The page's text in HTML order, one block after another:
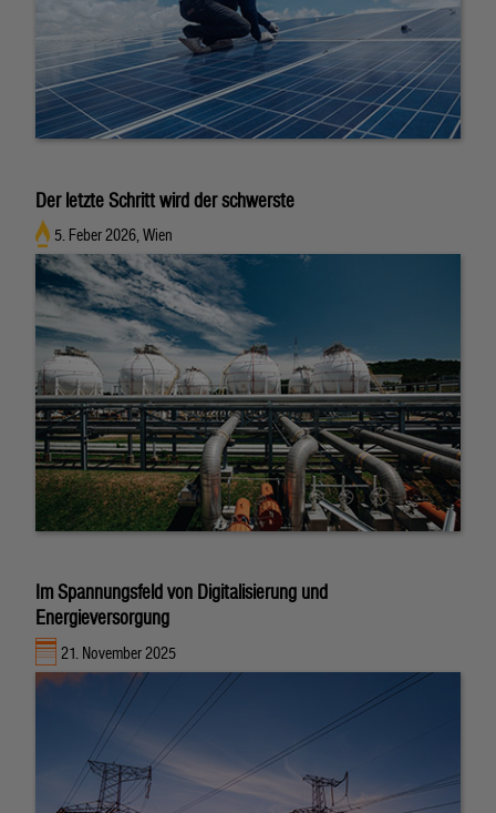
Der letzte Schritt wird der schwerste
5. Feber 2026, Wien
Im Spannungsfeld von Digitalisierung und
Energieversorgung
21. November 2025